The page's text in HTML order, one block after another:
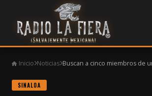
Inicio Noticias Buscan a cinco miembros de
SINALOA